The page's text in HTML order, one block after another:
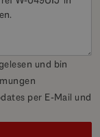
und bin
per E-Mail und